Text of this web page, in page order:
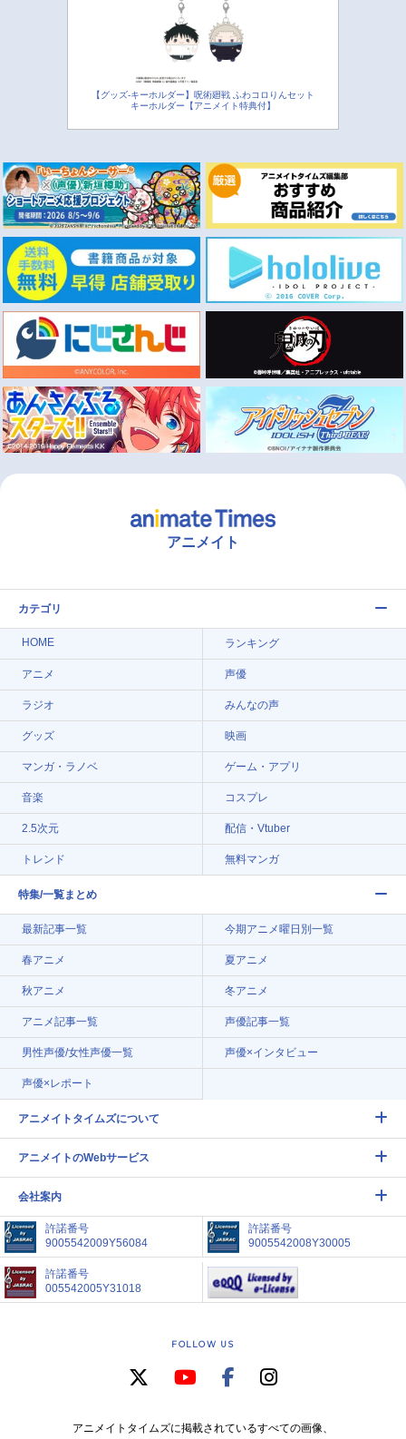
【グッズ-キーホルダー】呪術廻戦 ふわコロりんセット
キーホルダー【アニメイト特典付】
アニメイト
カテゴリ
HOME ランキング
アニメ 声優
ラジオ みんなの声
グッズ 映画
マンガ・ラノベ ゲーム・アプリ
音楽 コスプレ
2.5次元 配信・Vtuber
トレンド 無料マンガ
特集/一覧まとめ
最新記事一覧 今期アニメ曜日別一覧
春アニメ 夏アニメ
秋アニメ 冬アニメ
アニメ記事一覧 声優記事一覧
男性声優/女性声優一覧 声優×インタビュー
声優×レポート
アニメイトタイムズについて
アニメイトのWebサービス
会社案内
許諾番号
9005542009Y56084
許諾番号
9005542008Y30005
許諾番号
005542005Y31018
FOLLOW US
アニメイトタイムズに掲載されているすべての画像、